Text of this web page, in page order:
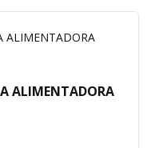
ALIMENTADORA